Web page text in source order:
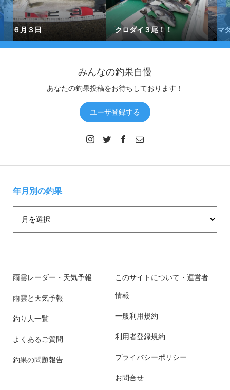
クロダイ３尾！！ マダイ釣ったぞ！
みんなの釣果自慢
あなたの釣果投稿をお待ちしております！
ユーザ登録する
年月別の釣果
雨雲レーダー・天気予報
雨雲と天気予報
釣り人一覧
よくあるご質問
釣果の問題報告
このサイトについて・運営者
情報
一般利用規約
利用者登録規約
プライバシーポリシー
お問合せ